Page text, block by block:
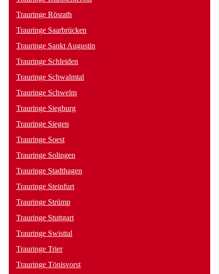
Trauringe Rösrath
Trauringe Saarbrücken
Trauringe Sankt Augustin
Trauringe Schleiden
Trauringe Schwalmtal
Trauringe Schwelm
Trauringe Siegburg
Trauringe Siegen
Trauringe Soest
Trauringe Solingen
Trauringe Stadthagen
Trauringe Steinfurt
Trauringe Strümp
Trauringe Stuttgart
Trauringe Swisttal
Trauringe Trier
Trauringe Tönisvorst